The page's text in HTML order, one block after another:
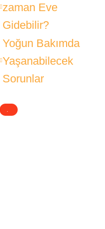
zaman Eve
Gidebilir?
Yoğun Bakımda
Yaşanabilecek
Sorunlar
.